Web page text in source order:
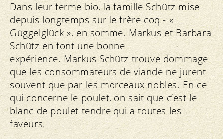
Dans leur ferme bio, la famille Schütz mise
depuis longtemps sur le frère coq - «
Güggelglück », en somme. Markus et Barbara
Schütz en font une bonne
expérience. Markus Schütz trouve dommage
que les consommateurs de viande ne jurent
souvent que par les morceaux nobles. En ce
qui concerne le poulet, on sait que c’est le
blanc de poulet tendre qui a toutes les
faveurs.